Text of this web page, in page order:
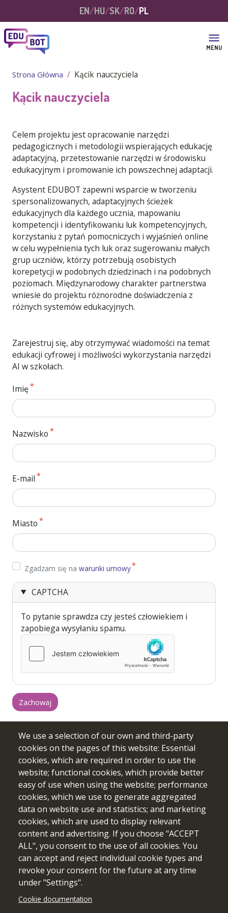
MENU
EN HU SK RO PL
Strona Główna Kącik nauczyciela
Kącik nauczyciela
Celem projektu jest opracowanie narzędzi
pedagogicznych i metodologii wspierających edukację
adaptacyjną, przetestowanie narzędzi w środowisku
edukacyjnym i promowanie ich powszechnej adaptacji.
Asystent EDUBOT zapewni wsparcie w tworzeniu
spersonalizowanych, adaptacyjnych ścieżek
edukacyjnych dla każdego ucznia, mapowaniu
kompetencji i identyfikowaniu luk kompetencyjnych,
korzystaniu z pytań pomocniczych i wyjaśnień online
w celu wypełnienia tych luk oraz sugerowaniu małych
grup uczniów, którzy potrzebują osobistych
korepetycji w podobnych dziedzinach i na podobnych
poziomach. Międzynarodowy charakter partnerstwa
wniesie do projektu różnorodne doświadczenia z
różnych systemów edukacyjnych.
Zarejestruj się, aby otrzymywać wiadomości na temat
edukacji cyfrowej i możliwości wykorzystania narzędzi
AI w szkołach.
Imię
Nazwisko
E-mail
Miasto
Zgadzam się na warunki umowy
Zgadzam się na warunki umowy
CAPTCHA
To pytanie sprawdza czy jesteś człowiekiem i
zapobiega wysyłaniu spamu.
Sfinansowane ze środków UE. Wyrażone poglądy i opinie są
jedynie opiniami autora lub autorów i niekoniecznie
odzwierciedlają poglądy i opinie Unii Europejskiej lub
Europejskiej Agencji Wykonawczej ds. Edukacji i Kultury
(EACEA). Unia Europejska ani EACEA nie ponoszą za nie
We use a selection of our own and third-party
cookies on the pages of this website: Essential
cookies, which are required in order to use the
website; functional cookies, which provide better
easy of use when using the website; performance
cookies, which we use to generate aggregated
data on website use and statistics; and marketing
cookies, which are used to display relevant
content and advertising. If you choose "ACCEPT
ALL", you consent to the use of all cookies. You
can accept and reject individual cookie types and
revoke your consent for the future at any time
under "Settings".
Cookie documentation